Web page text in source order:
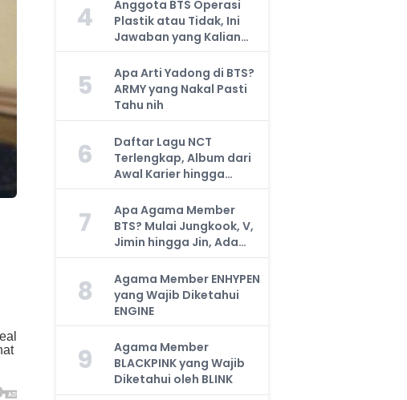
4
Anggota BTS Operasi
Plastik atau Tidak, Ini
Jawaban yang Kalian
Cari
5
Apa Arti Yadong di BTS?
ARMY yang Nakal Pasti
Tahu nih
6
Daftar Lagu NCT
Terlengkap, Album dari
Awal Karier hingga
Sekarang
7
Apa Agama Member
BTS? Mulai Jungkook, V,
Jimin hingga Jin, Ada
yang Atheis
8
Agama Member ENHYPEN
yang Wajib Diketahui
ENGINE
9
Agama Member
BLACKPINK yang Wajib
Diketahui oleh BLINK